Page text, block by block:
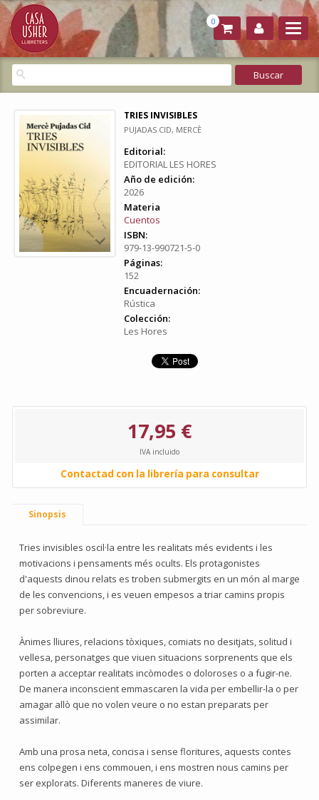
0
TRIES INVISIBLES
PUJADAS CID, MERCÈ
Editorial:
EDITORIAL LES HORES
Año de edición:
2026
Materia
Cuentos
ISBN:
979-13-990721-5-0
Páginas:
152
Encuadernación:
Rústica
Colección:
Les Hores
17,95 €
IVA incluido
Contactad con la librería para consultar
Sinopsis
Tries invisibles oscil·la entre les realitats més evidents i les
motivacions i pensaments més ocults. Els protagonistes
d'aquests dinou relats es troben submergits en un món al marge
de les convencions, i es veuen empesos a triar camins propis
per sobreviure.
Ànimes lliures, relacions tòxiques, comiats no desitjats, solitud i
vellesa, personatges que viuen situacions sorprenents que els
porten a acceptar realitats incòmodes o doloroses o a fugir-ne.
De manera inconscient emmascaren la vida per embellir-la o per
amagar allò que no volen veure o no estan preparats per
assimilar.
Amb una prosa neta, concisa i sense floritures, aquests contes
ens colpegen i ens commouen, i ens mostren nous camins per
ser explorats. Diferents maneres de viure.